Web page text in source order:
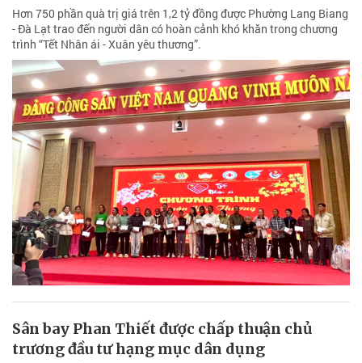
Hơn 750 phần quà trị giá trên 1,2 tỷ đồng được Phường Lang Biang
- Đà Lạt trao đến người dân có hoàn cảnh khó khăn trong chương
trình “Tết Nhân ái - Xuân yêu thương”.
Sân bay Phan Thiết được chấp thuận chủ
trương đầu tư hạng mục dân dụng